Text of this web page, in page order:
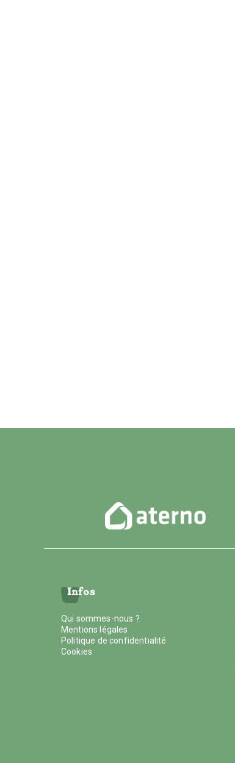
Infos
Qui sommes-nous ?
Mentions légales
Politique de confidentialité
Cookies